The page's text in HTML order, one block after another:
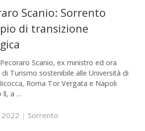
Scanio: Sorrento
di transizione
Scanio, ex ministro ed ora
Turismo sostenibile alle Università di
Roma Tor Vergata e Napoli
ll, a …
2022 | Sorrento